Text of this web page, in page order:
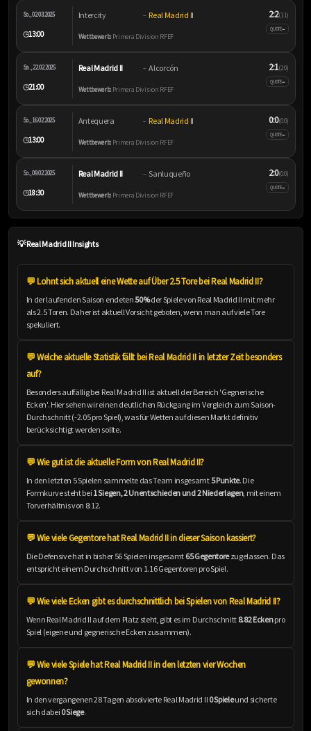
So., 02.03.2025
🕒13:00
Intercity – Real Madrid II
Wettbewerb:Primera Division RFEF
2:2(1:1)
QUOTE–
Sa., 22.02.2025
🕒21:00
Real Madrid II – Alcorcón
Wettbewerb:Primera Division RFEF
2:1(2:0)
QUOTE–
So., 16.02.2025
🕒13:00
Antequera – Real Madrid II
Wettbewerb:Primera Division RFEF
0:0(0:0)
QUOTE–
So., 09.02.2025
🕒18:30
Real Madrid II – Sanluqueño
Wettbewerb:Primera Division RFEF
2:0(0:0)
QUOTE–
💡 Real Madrid II Insights
💬 Lohnt sich aktuell eine Wette auf Über 2.5 Tore bei Real Madrid II?
In der laufenden Saison endeten50%der Spiele von Real Madrid II mit mehr
als 2.5 Toren. Daher ist aktuell Vorsicht geboten, wenn man auf viele Tore
spekuliert.
💬 Welche aktuelle Statistik fällt bei Real Madrid II in letzter Zeit besonders
auf?
Besonders auffällig bei Real Madrid II ist aktuell der Bereich 'Gegnerische
Ecken'. Hier sehen wir einen deutlichen Rückgang im Vergleich zum Saison-
Durchschnitt (-2.05 pro Spiel), was für Wetten auf diesen Markt definitiv
berücksichtigt werden sollte.
💬 Wie gut ist die aktuelle Form von Real Madrid II?
In den letzten 5 Spielen sammelte das Team insgesamt5 Punkte. Die
Formkurve steht bei 1 Siegen, 2 Unentschieden und 2 Niederlagen, mit einem
Torverhältnis von 8:12.
💬 Wie viele Gegentore hat Real Madrid II in dieser Saison kassiert?
Die Defensive hat in bisher 56 Spielen insgesamt 65 Gegentorezugelassen. Das
entspricht einem Durchschnitt von 1.16 Gegentoren pro Spiel.
💬 Wie viele Ecken gibt es durchschnittlich bei Spielen von Real Madrid II?
Wenn Real Madrid II auf dem Platz steht, gibt es im Durchschnitt 8.82 Eckenpro
Spiel (eigene und gegnerische Ecken zusammen).
💬 Wie viele Spiele hat Real Madrid II in den letzten vier Wochen
gewonnen?
In den vergangenen 28 Tagen absolvierte Real Madrid II 0 Spieleund sicherte
sich dabei 0 Siege.